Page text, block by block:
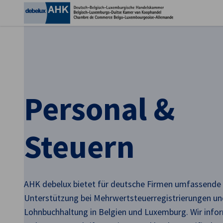
Personal &
Steuern
AHK debelux bietet für deutsche Firmen umfassende
Unterstützung bei Mehrwertsteuerregistrierungen
Lohnbuchhaltung in Belgien und Luxemburg. Wir